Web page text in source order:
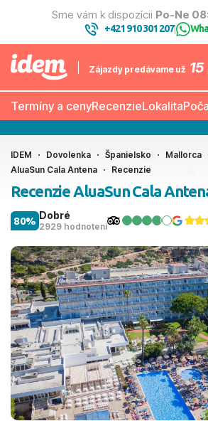
Sme vám k dispozícii Po-Ne
+421 910 301 207|
Zájazdy predávame už 15
Termíny a cenyRecenzieLokalita
IDEM Dovolenka Španielsko Mallorca
AluaSun Cala Antena
Recenzie
Recenzie AluaSun Cala
Dobré
2929 hodnotení
80%